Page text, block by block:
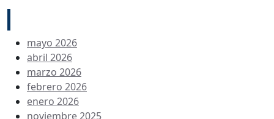
mayo 2026
abril 2026
marzo 2026
febrero 2026
enero 2026
noviembre 2025